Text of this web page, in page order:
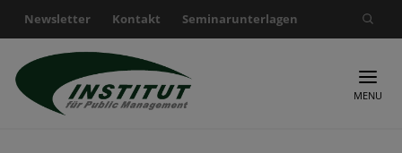
Newsletter Kontakt Seminarunterlagen
Suche nach:
MENU